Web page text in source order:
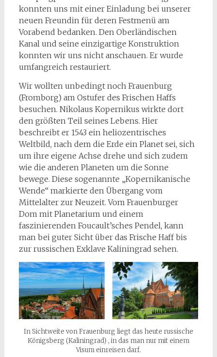
konnten uns mit einer Einladung bei unserer
neuen Freundin für deren Festmenü am
Vorabend bedanken. Den Oberländischen
Kanal und seine einzigartige Konstruktion
konnten wir uns nicht anschauen. Er wurde
umfangreich restauriert.
Wir wollten unbedingt noch Frauenburg
(Fromborg) am Ostufer des Frischen Haffs
besuchen. Nikolaus Kopernikus wirkte dort
den größten Teil seines Lebens. Hier
beschreibt er 1543 ein heliozentrisches
Weltbild, nach dem die Erde ein Planet sei, sich
um ihre eigene Achse drehe und sich zudem
wie die anderen Planeten um die Sonne
bewege. Diese sogenannte „Kopernikanische
Wende“ markierte den Übergang vom
Mittelalter zur Neuzeit. Vom Frauenburger
Dom mit Planetarium und einem
faszinierenden Foucault’sches Pendel, kann
man bei guter Sicht über das Frische Haff bis
zur russischen Exklave Kaliningrad sehen.
In Sichtweite von Frauenburg liegt das heute russische
Königsberg (Kaliningrad) , in das man nur mit einem
Visum einreisen darf.